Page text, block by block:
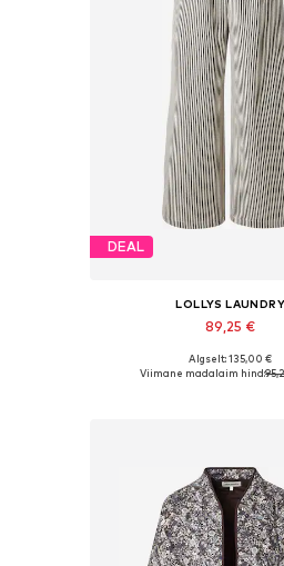
DEAL
LOLLYS LAUNDRY
89,25 €
Algselt: 135,00 €
Viimane madalaim hind: